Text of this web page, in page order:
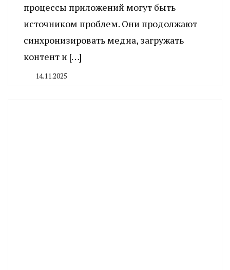
процессы приложений могут быть
источником проблем. Они продолжают
синхронизировать медиа, загружать
контент и […]
14.11.2025